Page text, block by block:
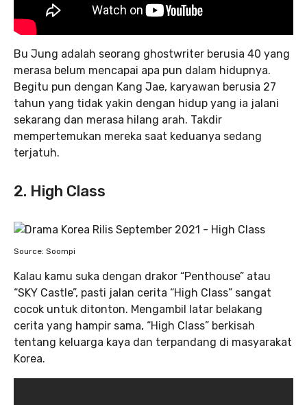
Bu Jung adalah seorang ghostwriter berusia 40 yang
merasa belum mencapai apa pun dalam hidupnya.
Begitu pun dengan Kang Jae, karyawan berusia 27
tahun yang tidak yakin dengan hidup yang ia jalani
sekarang dan merasa hilang arah. Takdir
mempertemukan mereka saat keduanya sedang
terjatuh.
2. High Class
Source: Soompi
Kalau kamu suka dengan drakor “Penthouse” atau
“SKY Castle”, pasti jalan cerita “High Class” sangat
cocok untuk ditonton. Mengambil latar belakang
cerita yang hampir sama, “High Class” berkisah
tentang keluarga kaya dan terpandang di masyarakat
Korea.